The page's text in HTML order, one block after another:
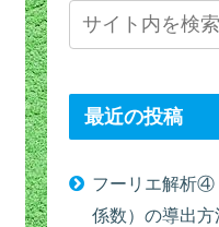
最近の投稿
フーリエ解析④
係数）の導出方